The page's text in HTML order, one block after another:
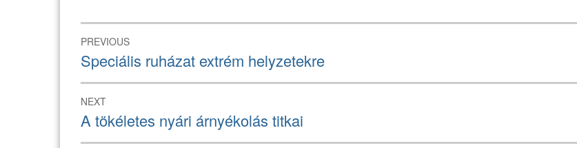
Bejegyzés
navigáció
PREVIOUS
Previous
post:
Speciális ruházat extrém helyzetekre
NEXT
Next
post:
A tökéletes nyári árnyékolás titkai